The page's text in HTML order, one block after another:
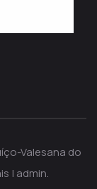
Valesana do
| admin.